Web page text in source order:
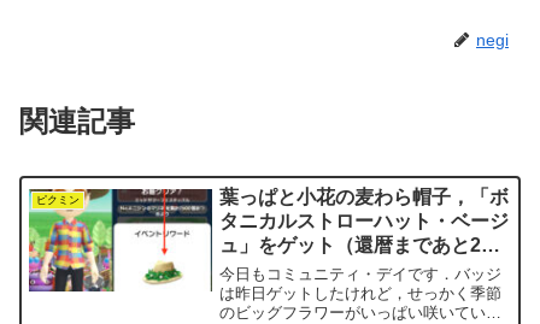
negi
関連記事
ピクミン
葉っぱと小花の麦わら帽子，「ボ
タニカルストローハット・ベージ
ュ」をゲット（還暦まであと24
日）
今日もコミュニティ・デイです．バッジ
は昨日ゲットしたけれど，せっかく季節
のビッグフラワーがいっぱい咲いている